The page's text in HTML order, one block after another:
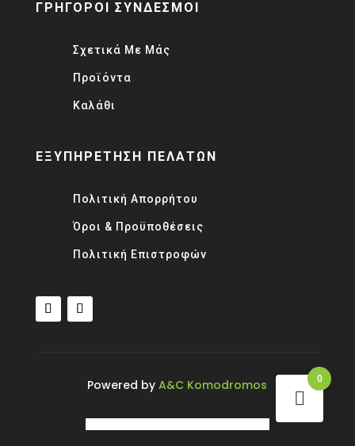
ΓΡΗΓΟΡΟΙ ΣΥΝΔΕΣΜΟΙ
Σχετικά Με Μάς
Προϊόντα
Καλάθι
ΕΞΥΠΗΡΕΤΗΣΗ ΠΕΛΑΤΩΝ
Πολιτική Απορρήτου
Όροι & Προϋποθέσεις
Πολιτική Επιστροφών
Powered byA&C Komodromos 0